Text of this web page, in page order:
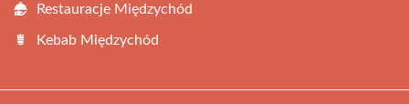
Restauracje Międzychód
Kebab Międzychód